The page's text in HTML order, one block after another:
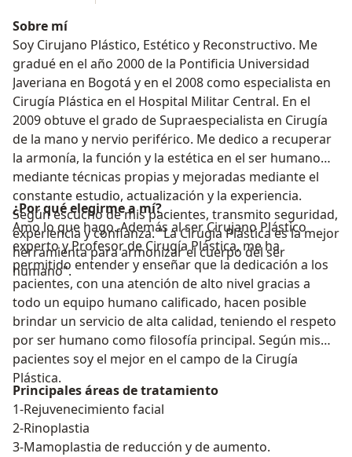
Sobre mí
Soy Cirujano Plástico, Estético y Reconstructivo. Me
gradué en el año 2000 de la Pontificia Universidad
Javeriana en Bogotá y en el 2008 como especialista en
Cirugía Plástica en el Hospital Militar Central. En el
2009 obtuve el grado de Supraespecialista en Cirugía
de la mano y nervio periférico. Me dedico a recuperar
la armonía, la función y la estética en el ser humano
mediante técnicas propias y mejoradas mediante el
constante estudio, actualización y la experiencia.
Según escucho de mis pacientes, transmito seguridad,
experiencia y confianza. "La Cirugía Plástica es la mejor
herramienta para armonizar el cuerpo del ser
humano".
¿Por qué elegirme a mí?
Amo lo que hago. Además al ser Cirujano Plástico
experto y Profesor de Cirugía Plástica, me ha
permitido entender y enseñar que la dedicación a los
pacientes, con una atención de alto nivel gracias a
todo un equipo humano calificado, hacen posible
brindar un servicio de alta calidad, teniendo el respeto
por ser humano como filosofía principal. Según mis
pacientes soy el mejor en el campo de la Cirugía
Plástica.
Principales áreas de tratamiento
1-Rejuvenecimiento facial
2-Rinoplastia
3-Mamoplastia de reducción y de aumento.